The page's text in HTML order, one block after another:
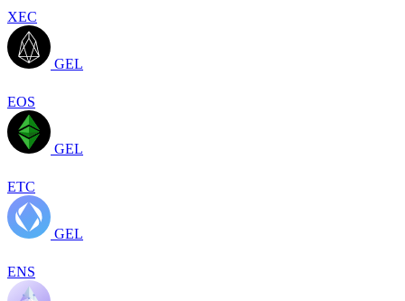
XEC
GEL
EOS
GEL
ETC
GEL
ENS